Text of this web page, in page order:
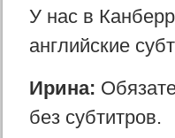
У нас в
английские
Ирина:
без субтитров.